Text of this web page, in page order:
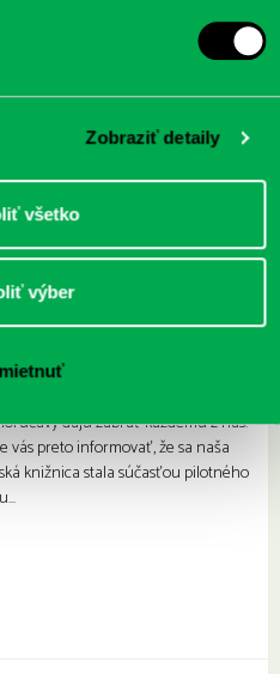
Zobraziť detaily
všetko
výber
knižnici na
dajú zabrať každému z nás.
vás preto informovať, že sa naša
knižnica stala súčasťou pilotného